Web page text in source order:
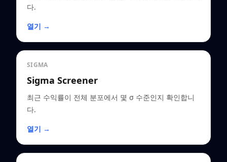
다.
열기 →
SIGMA
Sigma Screener
최근 수익률이 전체 분포에서 몇 σ 수준인지 확인합니
다.
열기 →